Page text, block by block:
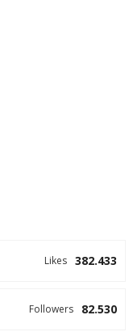
382.433
Likes
82.530
Followers